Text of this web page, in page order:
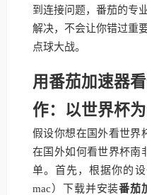
到连接问题，番茄的专
解决，不会让你错过重
点球大战。
用番茄加速器
作：以世界杯为
假设你想在国外看世界
在国外如何看世界杯南
单。首先，根据你的设
mac）下载并安装番茄